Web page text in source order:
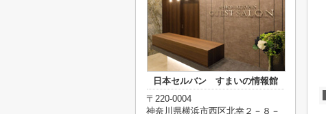
日本セルバン すまいの情報館
〒220-0004
神奈川県横浜市西区北幸２－８－